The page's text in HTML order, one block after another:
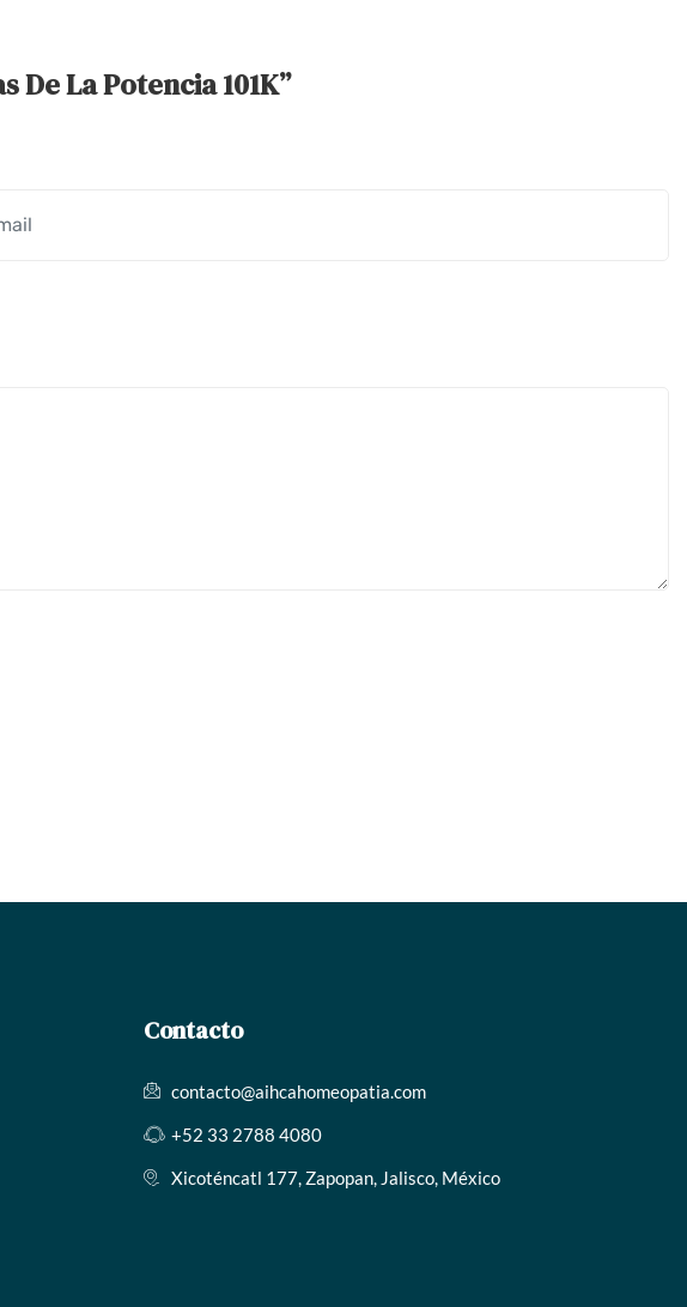
La Potencia 101K”
Contacto
contacto@aihcahomeopatia.com
+52 33 2788 4080
Xicoténcatl 177, Zapopan, Jalisco, México